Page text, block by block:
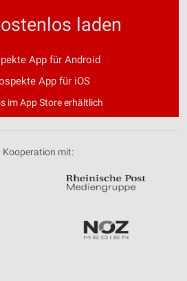
laden
App für Android
App für iOS
im App Store erhältlich
Kooperation mit: